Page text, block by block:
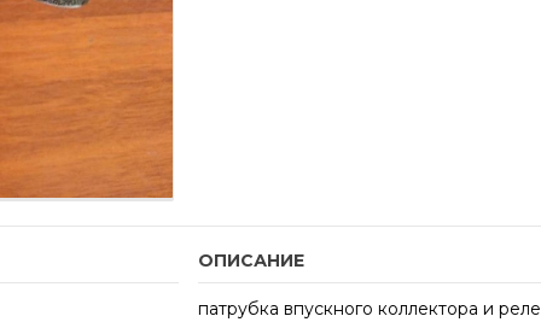
ОПИСАНИЕ
патрубка впускного коллектора и